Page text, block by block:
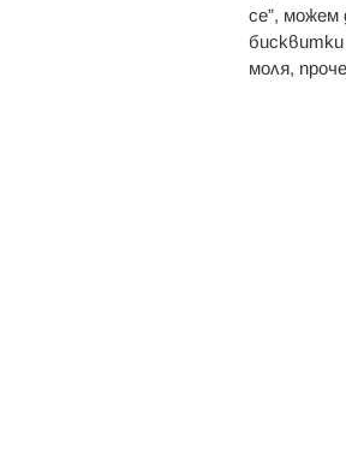
се”, можем
бисквитки
моля,